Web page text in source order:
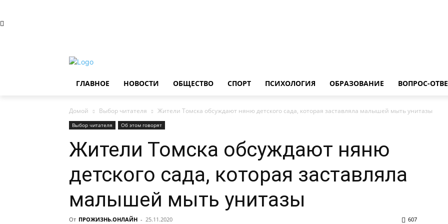
ГЛАВНОЕ НОВОСТИ ОБЩЕСТВО СПОРТ ПСИХОЛОГИЯ ОБРАЗОВАНИЕ ВОПРОС-
Домой Выбор читателя Жители Томска обсуждают няню детского сада, которая заставляла малышей мыть унитазы
Выбор читателя Об этом говорят
Жители Томска обсуждают няню
детского сада, которая заставляла
малышей мыть унитазы
От ПРОЖИЗНЬ.ОНЛАЙН - 25.11.2020 607